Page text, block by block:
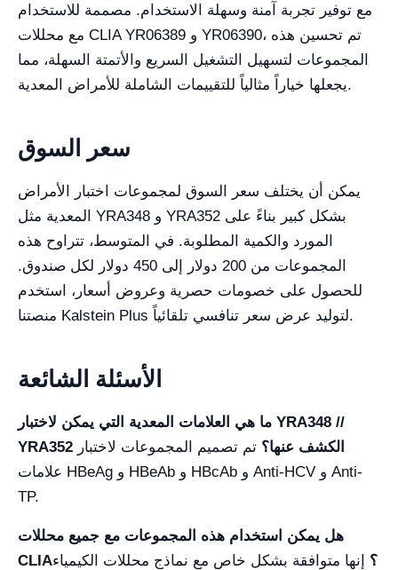
مع توفير تجربة آمنة وسهلة الاستخدام. مصممة للاستخدام
مع محللات CLIA YR06389 و YR06390، تم تحسين هذه
المجموعات لتسهيل التشغيل السريع والأتمتة السهلة، مما
يجعلها خياراً مثالياً للتقييمات الشاملة للأمراض المعدية.
سعر السوق
يمكن أن يختلف سعر السوق لمجموعات اختبار الأمراض
المعدية مثل YRA348 و YRA352 بشكل كبير بناءً على
المورد والكمية المطلوبة. في المتوسط، تتراوح هذه
المجموعات من 200 دولار إلى 450 دولار لكل صندوق.
للحصول على خصومات حصرية وعروض أسعار، استخدم
منصتنا Kalstein Plus لتوليد عرض سعر تنافسي تلقائياً.
الأسئلة الشائعة
ما هي العلامات المعدية التي يمكن لاختبار YRA348 //
YRA352 الكشف عنها؟ تم تصميم المجموعات لاختبار
علامات HBeAg و HBeAb و HBcAb و Anti-HCV و Anti-
TP.
هل يمكن استخدام هذه المجموعات مع جميع محللات
CLIA؟ إنها متوافقة بشكل خاص مع نماذج محللات الكيمياء